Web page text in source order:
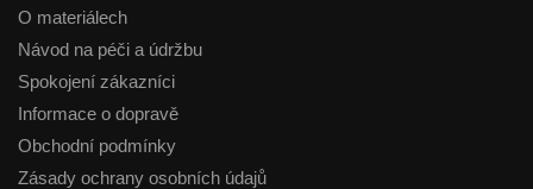
O materiálech
Návod na péči a údržbu
Spokojení zákazníci
Informace o dopravě
Obchodní podmínky
Zásady ochrany osobních údajů